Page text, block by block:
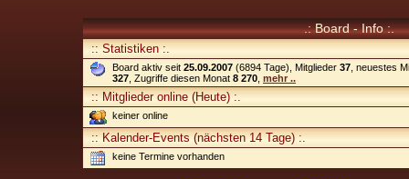
.: Board - Info :.
:: Statistiken :.
Board aktiv seit 25.09.2007 (6894 Tage), Mitglieder 37 , neuestes
327 , Zugriffe diesen Monat 8 270 mehr ..
:: Mitglieder online (Heute) :.
keiner online
:: Kalender-Events (nächsten 14 Tage) :.
keine Termine vorhanden